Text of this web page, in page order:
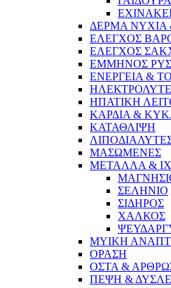
ΔΕΡΜΑ ΝΥΧΙΑ
ΕΛΕΓΧΟΣ
ΕΛΕΓΧΟΣ
ΕΜΜΗΝΟΣ
ΕΝΕΡΓΕΙΑ &
ΗΠΑΤΙΚΗ
ΚΑΡΔΙΑ &
ΚΑΤΑΘΛΙΨΗ
ΜΑΣΩΜΕΝΕΣ
ΜΕΤΑΛΛΑ &
ΣΕΛΗΝΙΟ
ΣΙΔΗΡΟΣ
ΧΑΛΚΟΣ
ΜΥΙΚΗ
ΟΡΑΣΗ
ΟΣΤΑ &
ΠΕΨΗ &